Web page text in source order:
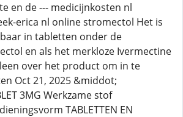
en de --- medicijnkosten nl
erica nl online stromectol Het is
in tabletten onder de
en als het merkloze Ivermectine
over het product om in te
Oct 21, 2025 &middot;
3MG Werkzame stof
TABLETTEN EN